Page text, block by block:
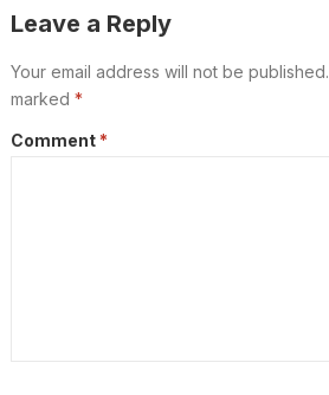
Leave a Reply
Your email address will not be published.
marked *
Comment *